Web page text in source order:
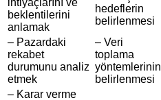
beklentilerini
anlamak
hedeflerin
belirlenmesi
– Pazardaki
rekabet
durumunu analiz
etmek
– Veri
toplama
yöntemlerinin
belirlenmesi
– Karar verme